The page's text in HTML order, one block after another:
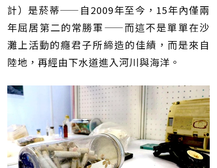
計）是菸蒂——自2009年至今，15年內僅兩
年屈居第二的常勝軍——而這不是單單在沙
灘上活動的癮君子所締造的佳績，而是來自
陸地，再經由下水道進入河川與海洋。